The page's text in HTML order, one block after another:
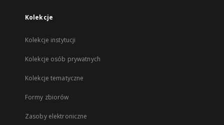
Kolekcje
Kolekcje instytucji
Kolekcje osób prywatnych
Kolekcje tematyczne
Formy zbiorów
Zasoby elektroniczne